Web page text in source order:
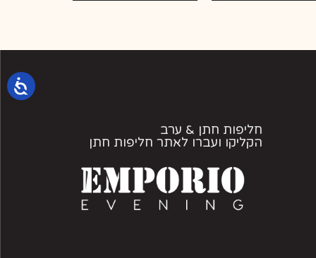
חליפות חתן & ערב
הקליקו ועברו לאתר חליפות חתן